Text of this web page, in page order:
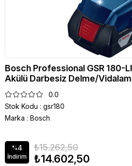
Bosch Professional GSR 180-
Akülü Darbesiz Delme/
0.0
Stok Kodu
gsr180
Marka : Bosch
%4
İndirim
₺15.262,50
₺14.602,50